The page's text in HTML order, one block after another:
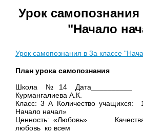
Урок самопознания
"Начало
Урок самопознания в 3а классе
План урока самопознания
Школа №14
Курмангалиева А.К.
Класс: 3 А Количество
Начало начал»
Ценность: «Любовь»
любовь ко всем